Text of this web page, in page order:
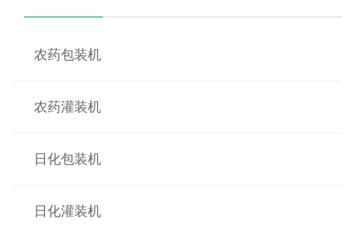
农药包装机
农药灌装机
日化包装机
日化灌装机